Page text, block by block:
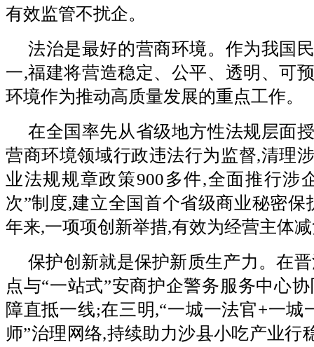
有效监管不扰企。
法治是最好的营商环境。作为我国
一,福建将营造稳定、公平、透明、可
环境作为推动高质量发展的重点工作。
在全国率先从省级地方性法规层面
营商环境领域行政违法行为监督,清理
业法规规章政策900多件,全面推行涉
次”制度,建立全国首个省级商业秘密
年来,一项项创新举措,有效为经营主体
保护创新就是保护新质生产力。在
点与“一站式”安商护企警务服务中心
障直抵一线;在三明,“一城一法官+一城
师”治理网络,持续助力沙县小吃产业